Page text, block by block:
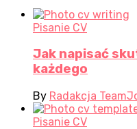
Pisanie CV
Jak napisać
każdego
By Radakcja
Pisanie CV